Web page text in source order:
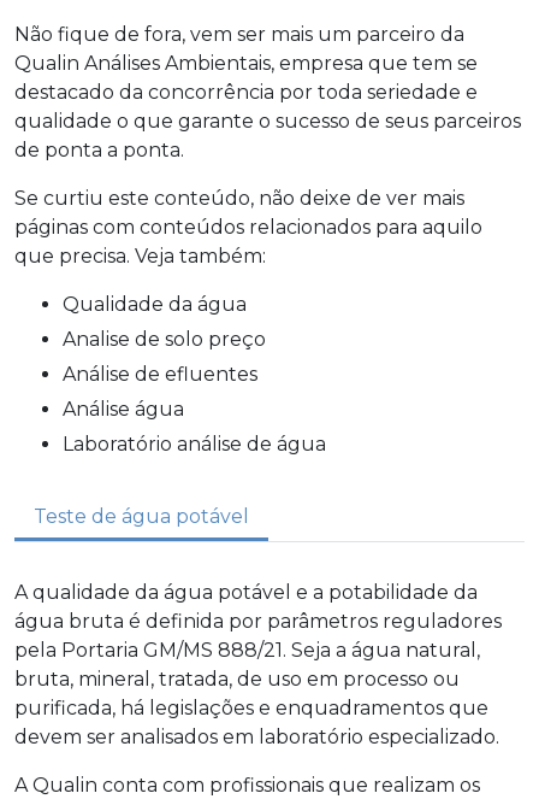
Não fique de fora, vem ser mais um parceiro da
Qualin Análises Ambientais, empresa que tem se
destacado da concorrência por toda seriedade e
qualidade o que garante o sucesso de seus parceiros
de ponta a ponta.
Se curtiu este conteúdo, não deixe de ver mais
páginas com conteúdos relacionados para aquilo
que precisa. Veja também:
qualidade da água
analise de solo preço
análise de efluentes
análise água
laboratório análise de água
Teste de água potável
A qualidade da água potável e a potabilidade da
água bruta é definida por parâmetros reguladores
pela Portaria GM/MS 888/21. Seja a água natural,
bruta, mineral, tratada, de uso em processo ou
purificada, há legislações e enquadramentos que
devem ser analisados em laboratório especializado.
A Qualin conta com profissionais que realizam os